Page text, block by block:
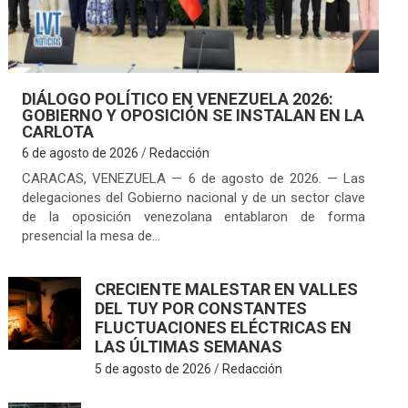
DIÁLOGO POLÍTICO EN VENEZUELA 2026:
GOBIERNO Y OPOSICIÓN SE INSTALAN EN LA
CARLOTA
6 de agosto de 2026 Redacción
CARACAS, VENEZUELA — 6 de agosto de 2026. — Las
delegaciones del Gobierno nacional y de un sector clave
de la oposición venezolana entablaron de forma
presencial la mesa de…
CRECIENTE MALESTAR EN VALLES
DEL TUY POR CONSTANTES
FLUCTUACIONES ELÉCTRICAS EN
LAS ÚLTIMAS SEMANAS
5 de agosto de 2026 Redacción